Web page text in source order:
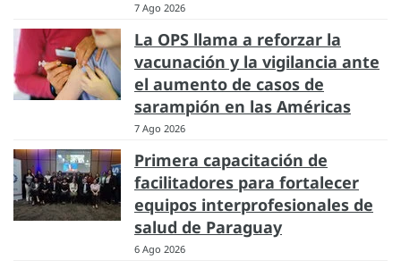
7 Ago 2026
La OPS llama a reforzar la
vacunación y la vigilancia ante
el aumento de casos de
sarampión en las Américas
7 Ago 2026
Primera capacitación de
facilitadores para fortalecer
equipos interprofesionales de
salud de Paraguay
6 Ago 2026